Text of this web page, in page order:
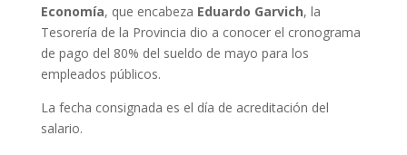
Economía, que encabeza Eduardo Garvich, la
Tesorería de la Provincia dio a conocer el cronograma
de pago del 80% del sueldo de mayo para los
empleados públicos.
La fecha consignada es el día de acreditación del
salario.